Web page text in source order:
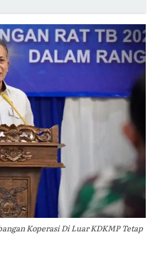
Koperasi Di Luar KDKMP Tetap